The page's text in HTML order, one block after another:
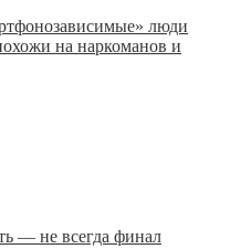
люди
на наркоманов и
— не всегда финал